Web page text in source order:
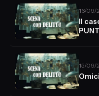
16/09/
Il
15/09/